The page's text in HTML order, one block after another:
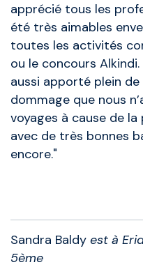
apprécié tous les
été très aimables
toutes les activités
ou le concours Alkindi.
aussi apporté plein de
dommage que nous
voyages à cause de la
avec de très bonnes
encore."
Sandra Baldy est à
5ème